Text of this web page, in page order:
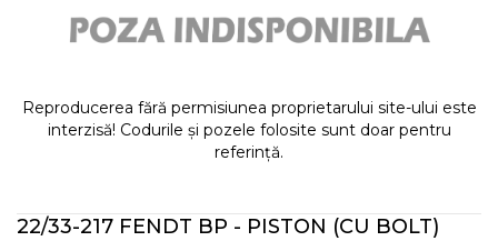
Reproducerea fără permisiunea proprietarului site-ului este
interzisă! Codurile și pozele folosite sunt doar pentru
referință.
22/33-217 FENDT BP - PISTON (CU BOLT)